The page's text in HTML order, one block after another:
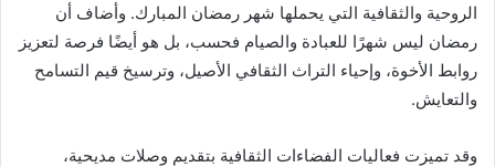
الروحية والثقافية التي يحملها شهر رمضان المبارك. وأضاف أن
رمضان ليس شهرًا للعبادة والصيام فحسب، بل هو أيضًا فرصة لتعزيز
روابط الأخوة، وإحياء التراث الثقافي الأصيل، وترسيخ قيم التسامح
والتعايش.
وقد تميزت فعاليات الفضاءات الثقافية بتقديم وصلات مديحية،